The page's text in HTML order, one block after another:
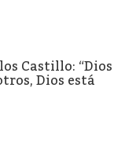
Castillo: “Dios
Dios está